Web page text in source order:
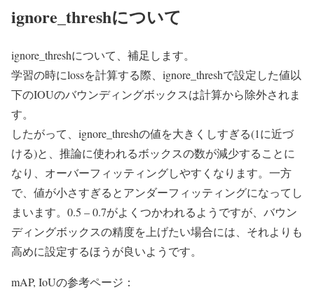
ignore_threshについて
ignore_threshについて、補足します。
学習の時にlossを計算する際、ignore_threshで設定した値以
下のIOUのバウンディングボックスは計算から除外されま
す。
したがって、ignore_threshの値を大きくしすぎる(1に近づ
ける)と、推論に使われるボックスの数が減少することに
なり、オーバーフィッティングしやすくなります。一方
で、値が小さすぎるとアンダーフィッティングになってし
まいます。0.5 – 0.7がよくつかわれるようですが、バウン
ディングボックスの精度を上げたい場合には、それよりも
高めに設定するほうが良いようです。
mAP, IoUの参考ページ：